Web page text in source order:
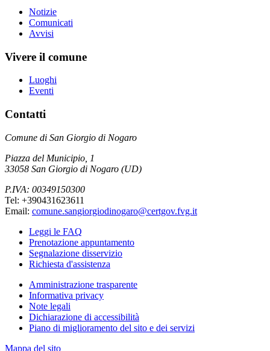
Notizie
Comunicati
Avvisi
Vivere il comune
Luoghi
Eventi
Contatti
Comune di San Giorgio di Nogaro
Piazza del Municipio, 1
33058 San Giorgio di Nogaro (UD)
P.IVA: 00349150300
Tel: +390431623611
Email: comune.sangiorgiodinogaro@certgov.fvg.it
Leggi le FAQ
Prenotazione appuntamento
Segnalazione disservizio
Richiesta d'assistenza
Amministrazione trasparente
Informativa privacy
Note legali
Dichiarazione di accessibilità
Piano di miglioramento del sito e dei servizi
Mappa del sito